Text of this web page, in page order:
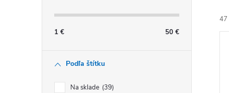
1 € 50 €
Podľa štítku
Na sklade 39
47